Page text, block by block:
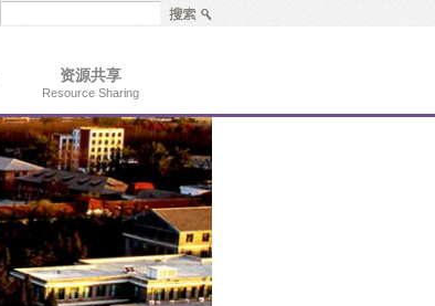
资源共享
Resource Sharing